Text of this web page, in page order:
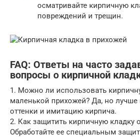
осматривайте кирпичную
повреждений и трещин.
FAQ: Ответы на часто
вопросы о кирпичной
1. Можно ли использовать
маленькой прихожей? Да, но
оттенки и имитацию кирпича.
2. Как защитить кирпичную кладку
Обработайте ее специальным